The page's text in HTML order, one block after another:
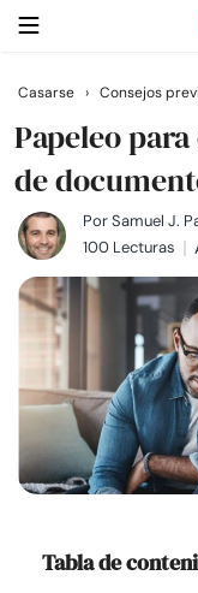
Buscar
Casarse
Relaciones
Familia
Ayuda
Cursos
Recursos
Casarse › Consejos
Papeleo
de
PorSamuel J.
100 Lecturas
Tabla de